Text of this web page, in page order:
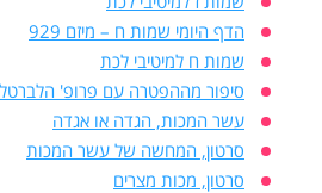
הדף היומי שמות ח – מיזם 929
שמות ח למיטיבי לכת
סיפור מההפטרה עם פרופ'
עשר המכות, הגדה או אגדה
סרטון, המחשה של עשר המכות
סרטון, מכות מצרים